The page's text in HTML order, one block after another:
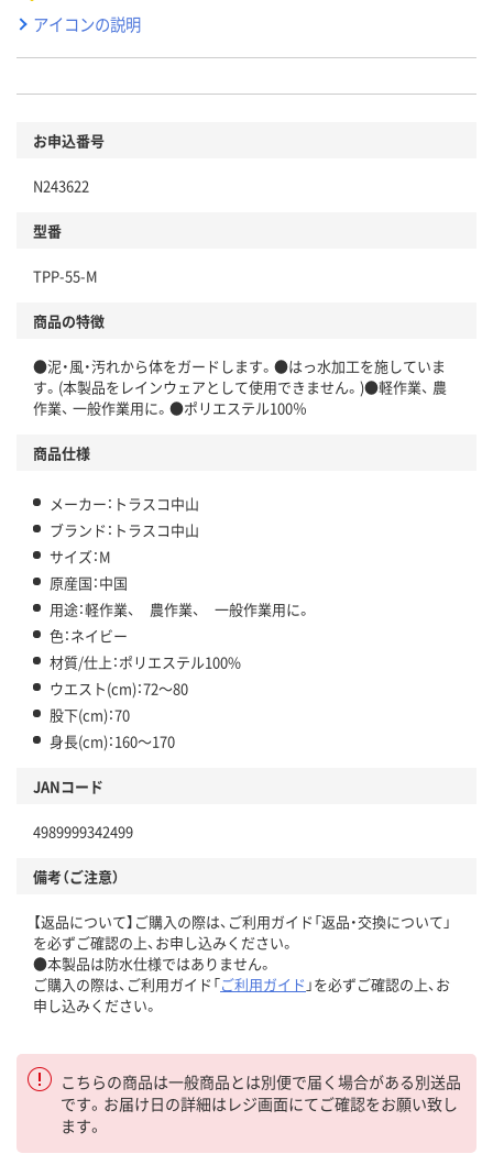
アイコンの説明
お申込番号
N243622
型番
TPP-55-M
商品の特徴
●泥・風・汚れから体をガードします。●はっ水加工を施していま
す。(本製品をレインウェアとして使用できません。)●軽作業、 農
作業、 一般作業用に。●ポリエステル100％
商品仕様
メーカー：トラスコ中山
ブランド：トラスコ中山
サイズ：M
原産国：中国
用途：軽作業、 農作業、 一般作業用に。
色：ネイビー
材質/仕上：ポリエステル100%
ウエスト(cm)：72～80
股下(cm)：70
身長(cm)：160～170
JANコード
4989999342499
備考（ご注意）
【返品について】ご購入の際は、ご利用ガイド「返品・交換について」
を必ずご確認の上、お申し込みください。
●本製品は防水仕様ではありません。
ご購入の際は、ご利用ガイド「ご利用ガイド 」を必ずご確認の上、お
申し込みください。
こちらの商品は一般商品とは別便で届く場合がある別送品
です。お届け日の詳細はレジ画面にてご確認をお願い致し
ます。